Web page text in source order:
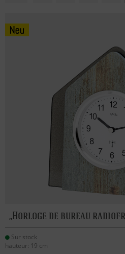
Horloge de bureau
Sur stock
hauteur: 19 cm